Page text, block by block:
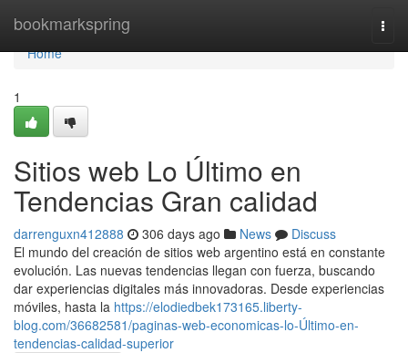
bookmarkspring
Home
Home
1
Sitios web Lo Último en
Tendencias Gran calidad
darrenguxn412888 306 days ago News
Discuss
El mundo del creación de sitios web argentino está en constante
evolución. Las nuevas tendencias llegan con fuerza, buscando
dar experiencias digitales más innovadoras. Desde experiencias
móviles, hasta la https://elodiedbek173165.liberty-
blog.com/36682581/paginas-web-economicas-lo-Último-en-
tendencias-calidad-superior